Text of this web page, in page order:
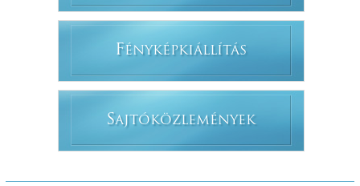
FÉNYKÉPKIÁLLÍTÁS
SAJTÓKÖZLEMÉNYEK